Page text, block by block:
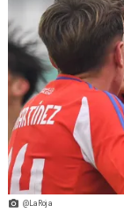
@LaRoja